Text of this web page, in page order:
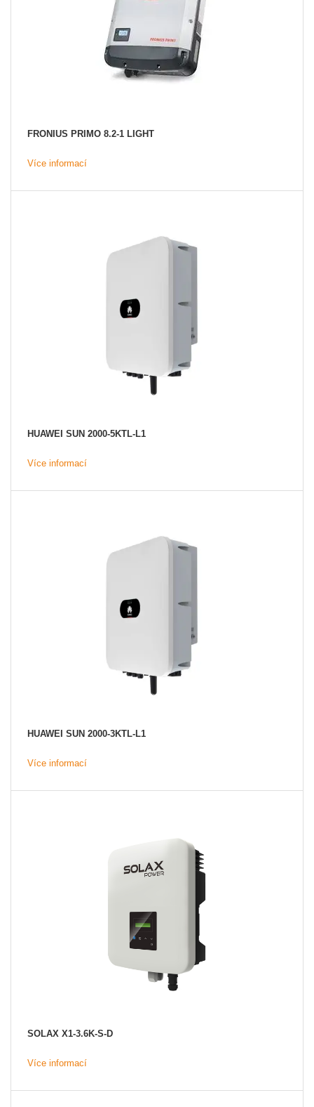
FRONIUS PRIMO 8.2-1 LIGHT
Více informací
HUAWEI SUN 2000-5KTL-L1
Více informací
HUAWEI SUN 2000-3KTL-L1
Více informací
SOLAX X1-3.6K-S-D
Více informací